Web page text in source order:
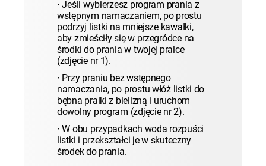
·Jeśli wybierzesz program prania z
wstępnym namaczaniem, po prostu
podrzyj listki na mniejsze kawałki,
aby zmieściły się w przegródce na
środki do prania w twojej pralce
(zdjęcie nr 1).
· Przy praniu bez wstępnego
namaczania, po prostu włóż listki do
bębna pralki z bielizną i uruchom
dowolny program (zdjęcie nr 2).
·W obu przypadkach woda rozpuści
listki i przekształci je w skuteczny
środek do prania.